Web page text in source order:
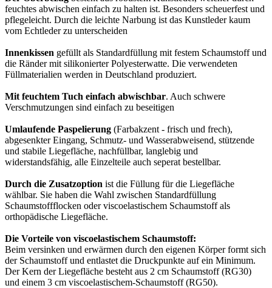
feuchtes abwischen einfach zu halten ist. Besonders scheuerfest und
pflegeleicht. Durch die leichte Narbung ist das Kunstleder kaum
vom Echtleder zu unterscheiden
Innenkissen gefüllt als Standardfüllung mit festem Schaumstoff und
die Ränder mit silikonierter Polyesterwatte. Die verwendeten
Füllmaterialien werden in Deutschland produziert.
Mit feuchtem Tuch einfach abwischbar. Auch schwere
Verschmutzungen sind einfach zu beseitigen
Umlaufende Paspelierung (Farbakzent - frisch und frech),
abgesenkter Eingang, Schmutz- und Wasserabweisend, stützende
und stabile Liegefläche, nachfüllbar, langlebig und
widerstandsfähig, alle Einzelteile auch seperat bestellbar.
Durch die Zusatzoption ist die Füllung für die Liegefläche
wählbar. Sie haben die Wahl zwischen Standardfüllung
Schaumstoffflocken oder viscoelastischem Schaumstoff als
orthopädische Liegefläche.
Die Vorteile von viscoelastischem Schaumstoff:
Beim versinken und erwärmen durch den eigenen Körper formt sich
der Schaumstoff und entlastet die Druckpunkte auf ein Minimum.
Der Kern der Liegefläche besteht aus 2 cm Schaumstoff (RG30)
und einem 3 cm viscoelastischem-Schaumstoff (RG50).